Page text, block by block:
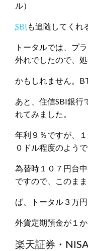
ル）
SBI も追随してくれ
トータルでは、プ
外れでしたので、
かもしれません。
あと、住信SBI銀行
れてみました。
年利９％ですが、
０ドル程度のようで
為替時１０７円台
ですので、このま
ば、トータル３万
外貨定期預金が１
楽天証券・NISA